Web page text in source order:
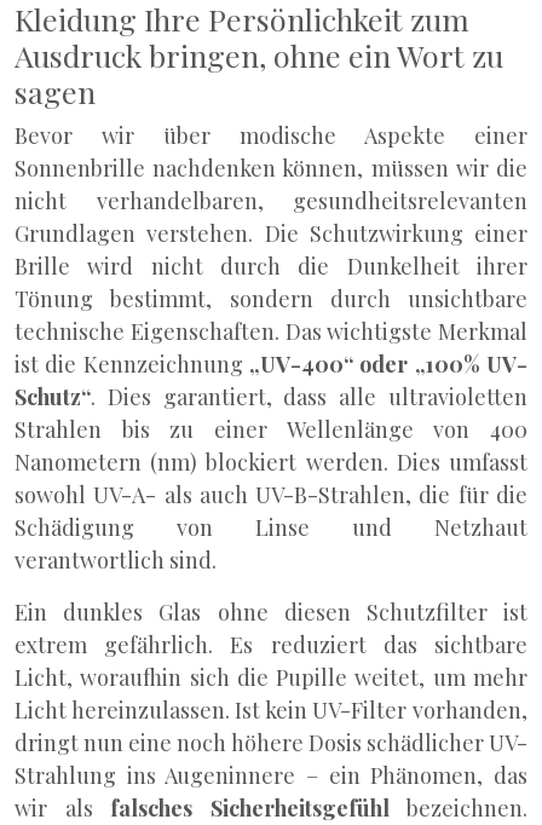
Kleidung Ihre Persönlichkeit zum
Ausdruck bringen, ohne ein Wort zu
sagen
Bevor wir über modische Aspekte einer
Sonnenbrille nachdenken können, müssen wir die
nicht verhandelbaren, gesundheitsrelevanten
Grundlagen verstehen. Die Schutzwirkung einer
Brille wird nicht durch die Dunkelheit ihrer
Tönung bestimmt, sondern durch unsichtbare
technische Eigenschaften. Das wichtigste Merkmal
ist die Kennzeichnung „UV-400“ oder „100% UV-
Schutz“. Dies garantiert, dass alle ultravioletten
Strahlen bis zu einer Wellenlänge von 400
Nanometern (nm) blockiert werden. Dies umfasst
sowohl UV-A- als auch UV-B-Strahlen, die für die
Schädigung von Linse und Netzhaut
verantwortlich sind.
Ein dunkles Glas ohne diesen Schutzfilter ist
extrem gefährlich. Es reduziert das sichtbare
Licht, woraufhin sich die Pupille weitet, um mehr
Licht hereinzulassen. Ist kein UV-Filter vorhanden,
dringt nun eine noch höhere Dosis schädlicher UV-
Strahlung ins Augeninnere – ein Phänomen, das
wir als falsches Sicherheitsgefühlbezeichnen.